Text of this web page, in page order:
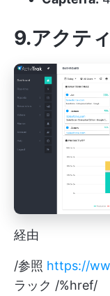
9.アクテ
経由
/参照 https://
ラック /%href/